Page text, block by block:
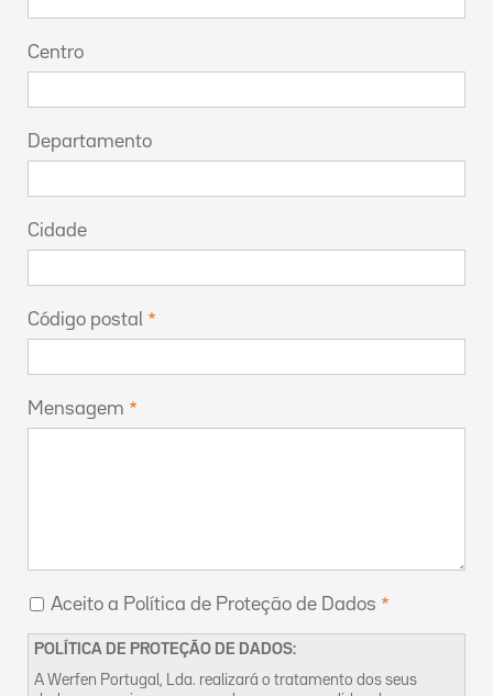
Centro
Departamento
Cidade
Código postal
Mensagem
Aceito a Política de Proteção de Dados
POLÍTICA DE PROTEÇÃO DE DADOS:
A Werfen Portugal, Lda. realizará o tratamento dos seus